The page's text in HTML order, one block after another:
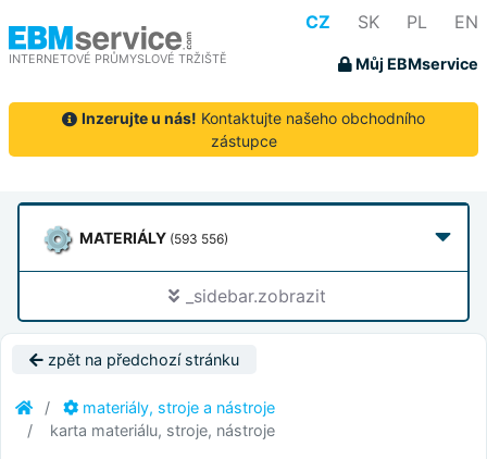
INTERNETOVÉ PRŮMYSLOVÉ TRŽIŠTĚ
CZ SK PL EN
Můj EBMservice
Inzerujte u nás! Kontaktujte našeho obchodního
zástupce
MATERIÁLY (593 556)
_sidebar.zobrazit
zpět na předchozí stránku
materiály, stroje a nástroje
karta materiálu, stroje, nástroje